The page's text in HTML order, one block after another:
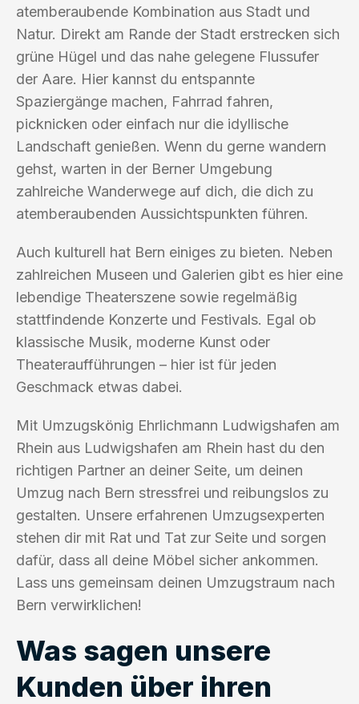
atemberaubende Kombination aus Stadt und
Natur. Direkt am Rande der Stadt erstrecken sich
grüne Hügel und das nahe gelegene Flussufer
der Aare. Hier kannst du entspannte
Spaziergänge machen, Fahrrad fahren,
picknicken oder einfach nur die idyllische
Landschaft genießen. Wenn du gerne wandern
gehst, warten in der Berner Umgebung
zahlreiche Wanderwege auf dich, die dich zu
atemberaubenden Aussichtspunkten führen.
Auch kulturell hat Bern einiges zu bieten. Neben
zahlreichen Museen und Galerien gibt es hier eine
lebendige Theaterszene sowie regelmäßig
stattfindende Konzerte und Festivals. Egal ob
klassische Musik, moderne Kunst oder
Theateraufführungen – hier ist für jeden
Geschmack etwas dabei.
Mit Umzugskönig Ehrlichmann Ludwigshafen am
Rhein aus Ludwigshafen am Rhein hast du den
richtigen Partner an deiner Seite, um deinen
Umzug nach Bern stressfrei und reibungslos zu
gestalten. Unsere erfahrenen Umzugsexperten
stehen dir mit Rat und Tat zur Seite und sorgen
dafür, dass all deine Möbel sicher ankommen.
Lass uns gemeinsam deinen Umzugstraum nach
Bern verwirklichen!
Was sagen unsere
Kunden über ihren